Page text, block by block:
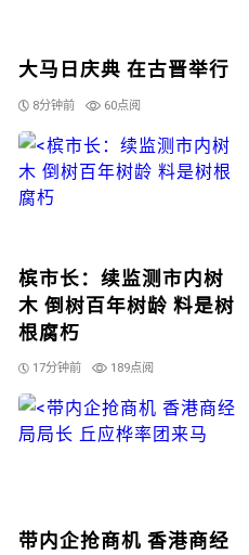
大马日庆典 在古晋举行
8分钟前 60点阅
槟市长：续监测市内树
木 倒树百年树龄 料是树
根腐朽
17分钟前 189点阅
带内企抢商机 香港商经